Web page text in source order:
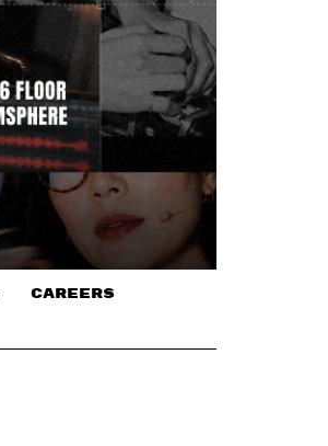
CAREERS